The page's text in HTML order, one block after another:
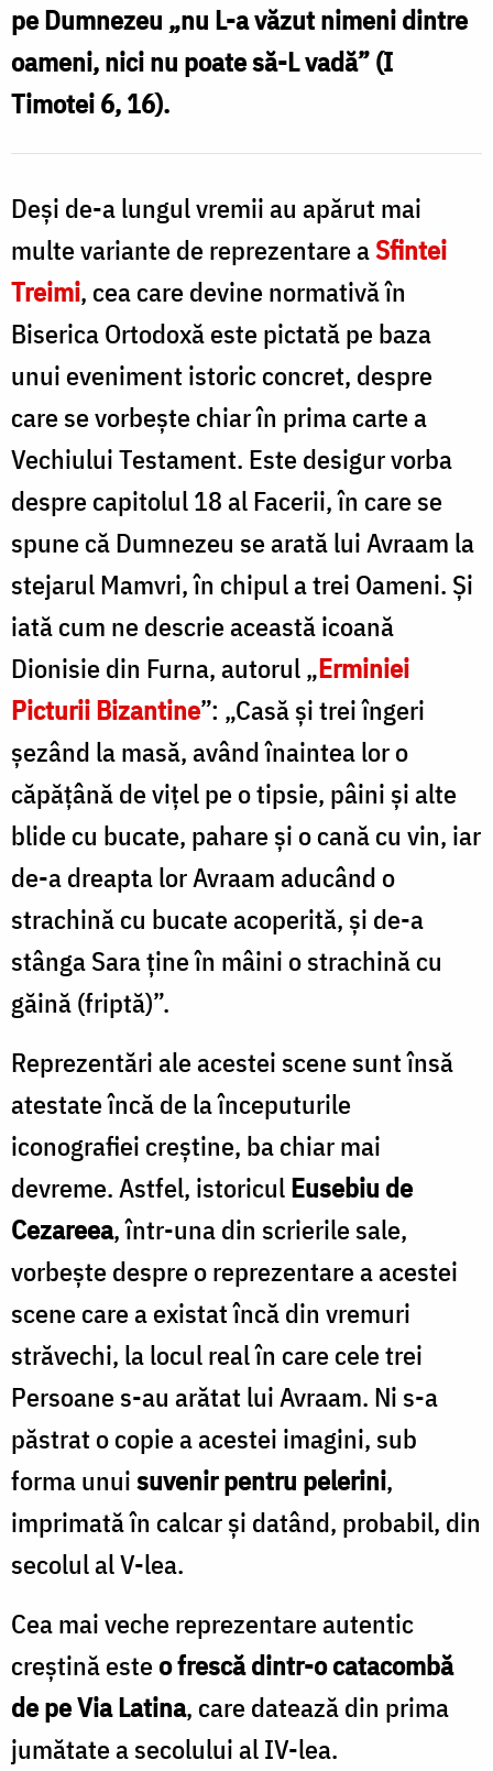
pe Dumnezeu „nu L-a văzut nimeni dintre
oameni, nici nu poate să-L vadă” (I
Timotei 6, 16).
Deși de-a lungul vremii au apărut mai
multe variante de reprezentare aSfintei
Treimi, cea care devine normativă în
Biserica Ortodoxă este pictată pe baza
unui eveniment istoric concret, despre
care se vorbeşte chiar în prima carte a
Vechiului Testament. Este desigur vorba
despre capitolul 18 al Facerii, în care se
spune că Dumnezeu se arată lui Avraam la
stejarul Mamvri, în chipul a trei Oameni. Și
iată cum ne descrie această icoană
Dionisie din Furna, autorul „Erminiei
Picturii Bizantine”: „Casă și trei îngeri
șezând la masă, având înaintea lor o
căpățână de vițel pe o tipsie, pâini și alte
blide cu bucate, pahare și o cană cu vin, iar
de-a dreapta lor Avraam aducând o
strachină cu bucate acoperită, și de-a
stânga Sara ține în mâini o strachină cu
găină (friptă)”.
Reprezentări ale acestei scene sunt însă
atestate încă de la începuturile
iconografiei creștine, ba chiar mai
devreme. Astfel, istoriculEusebiu de
Cezareea, într-una din scrierile sale,
vorbește despre o reprezentare a acestei
scene care a existat încă din vremuri
străvechi, la locul real în care cele trei
Persoane s-au arătat lui Avraam. Ni s-a
păstrat o copie a acestei imagini, sub
forma unuisuvenir pentru pelerini,
imprimată în calcar și datând, probabil, din
secolul al V-lea.
Cea mai veche reprezentare autentic
creștină esteo frescă dintr-o catacombă
de pe Via Latina, care datează din prima
jumătate a secolului al IV-lea.